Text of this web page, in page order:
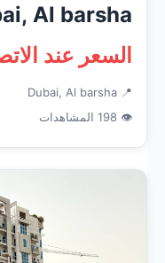
Al barsha
السعر عند
📍 Dubai, Al barsha
👁 198 المشاهدات